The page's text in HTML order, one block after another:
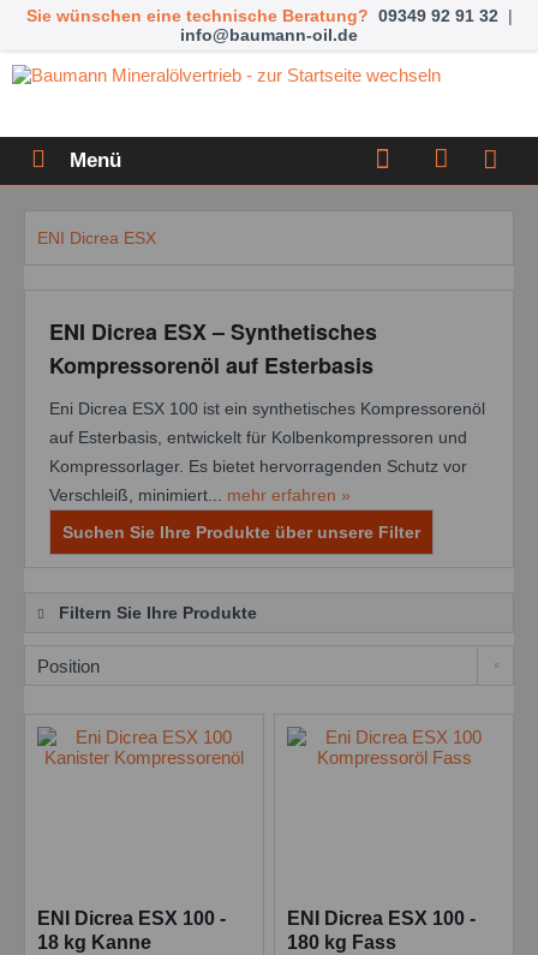
Sie wünschen eine technische Beratung? 09349 92 91 32 |
info@baumann-oil.de
Menü
ENI Dicrea ESX
ENI Dicrea ESX – Synthetisches
Kompressorenöl auf Esterbasis
Eni Dicrea ESX 100 ist ein synthetisches Kompressorenöl
auf Esterbasis, entwickelt für Kolbenkompressoren und
Kompressorlager. Es bietet hervorragenden Schutz vor
Verschleiß, minimiert... mehr erfahren »
Suchen Sie Ihre Produkte über unsere Filter
Filtern Sie Ihre Produkte
ENI Dicrea ESX 100 -
18 kg Kanne
ENI Dicrea ESX 100 -
180 kg Fass